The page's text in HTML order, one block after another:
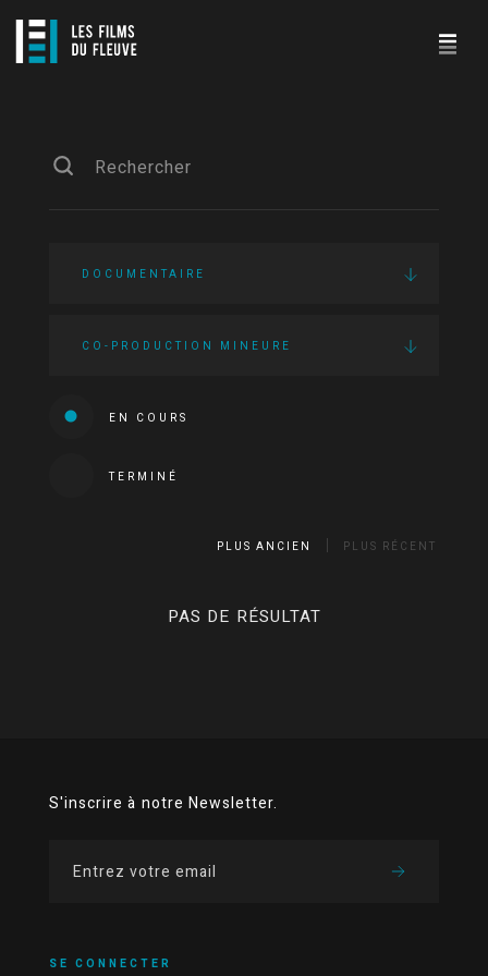
DOCUMENTAIRE
CO-PRODUCTION MINEURE
EN COURS
TERMINÉ
PLUS ANCIEN PLUS RÉCENT
PAS DE RÉSULTAT
S'inscrire à notre Newsletter.
SE CONNECTER